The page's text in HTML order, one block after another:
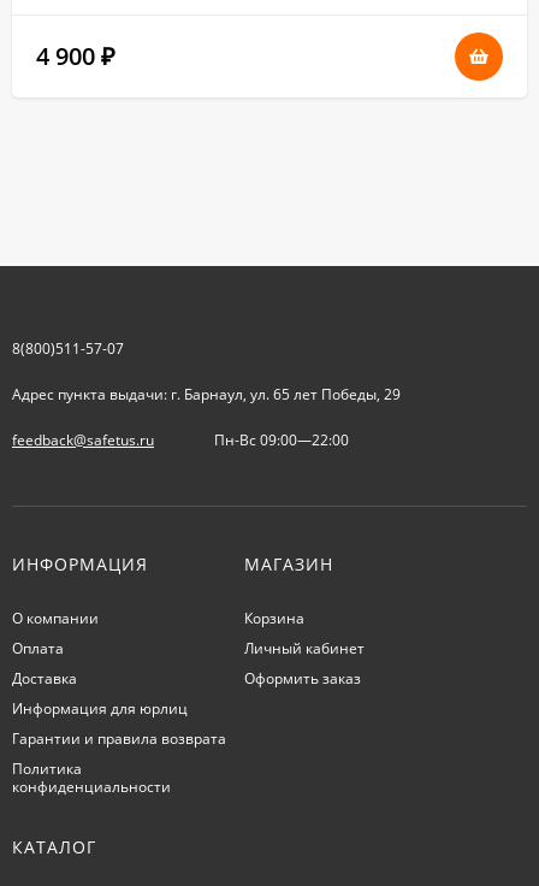
4 900 ₽
8(800)511-57-07
Адрес пункта выдачи: г. Барнаул, ул. 65 лет Победы, 29
feedback@safetus.ru Пн-Вс 09:00—22:00
ИНФОРМАЦИЯ
О компании
Оплата
Доставка
Информация для юрлиц
Гарантии и правила возврата
Политика
конфиденциальности
МАГАЗИН
Корзина
Личный кабинет
Оформить заказ
КАТАЛОГ